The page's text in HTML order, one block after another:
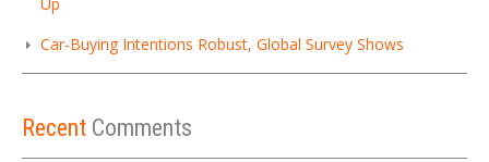
Car-Buying Intentions Robust, Global Survey Shows
Recent Comments